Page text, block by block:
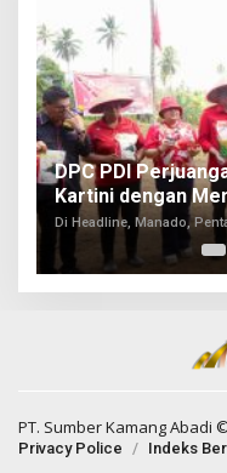
DPC PDI
Kartini dengan
Di Headline, Manado,
PT. Sumber Kamang Abadi
Privacy Police Indeks